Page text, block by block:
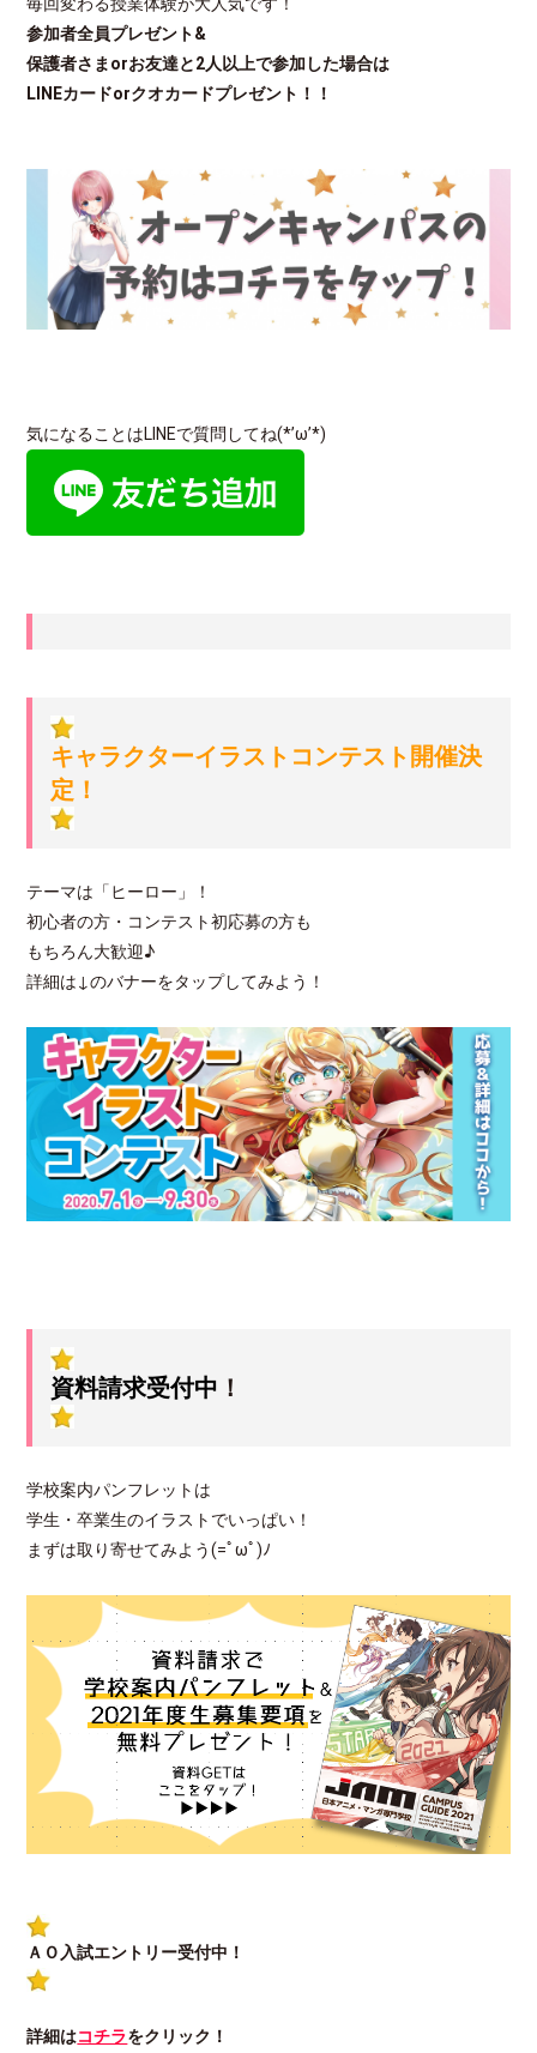
参加者全員プレゼント&
保護者さまorお友達と2人以上で参加した場合は
LINEカードorクオカードプレゼント！！
気になることはLINEで質問してね(*’ω’*)
キャラクターイラストコンテスト開催決
定！
テーマは「ヒーロー」！
初心者の方・コンテスト初応募の方も
もちろん大歓迎♪
詳細は↓のバナーをタップしてみよう！
資料請求受付中 ！
学校案内パンフレットは
学生・卒業生のイラストでいっぱい！
まずは取り寄せてみよう(=ﾟωﾟ)ﾉ
ＡＯ入試エントリー受付中！
詳細はコチラをクリック！